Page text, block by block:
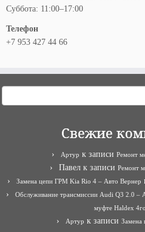
Суббота: 11:00–17:00
Телефон
+7 953 427 44 66
Свежие
Артур к записи Ремонт
Павел к записи Ремонт
Замена цепи ГРМ Kia Rio 4 – Авто Вернер
Обслуживание трансмиссии Audi Q3 2.0 –
муфте Haldex
Артур к записи Замена